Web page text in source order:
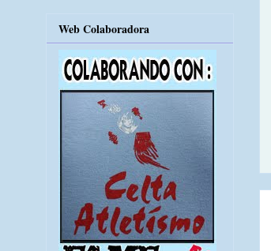
Web Colaboradora